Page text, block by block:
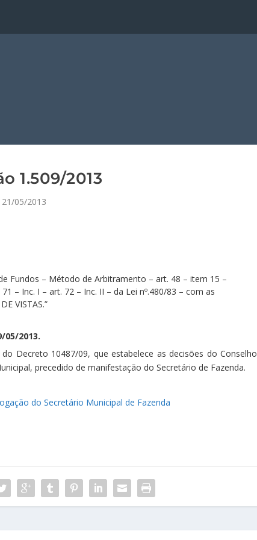
1.509/2013
21/05/2013
Fundos – Método de Arbitramento – art. 48 – item 15 –
– Inc. I – art. 72 – Inc. II – da Lei nº.480/83 – com as
VISTAS.”
2013.
Decreto 10487/09, que estabelece as decisões do Conselho
precedido de manifestação do Secretário de Fazenda.
do Secretário Municipal de Fazenda